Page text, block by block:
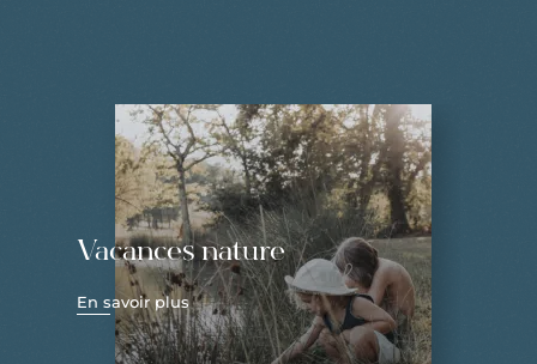
Vacances nature
En savoir plus